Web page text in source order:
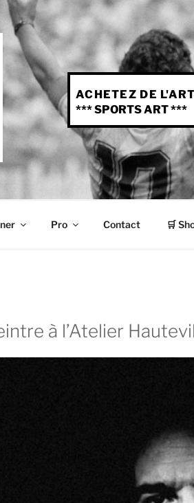
ACHETEZ DE L'ART
*** SPORTS ART ***
Pro Contact 🛒
à l’Atelier